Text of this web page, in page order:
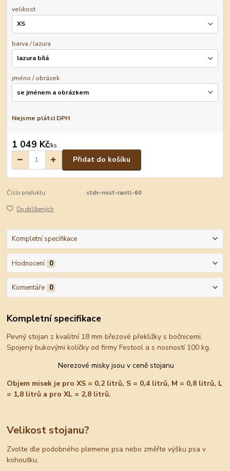
velikost
barva / lazura
jméno / obrázek
Nejsme plátci DPH
1 049 Kč/ks
Přidat do košíku
Číslo produktu: stdv-mist-rantl-60
Do oblíbených
Kompletní specifikace
Hodnocení 0
Komentáře 0
Kompletní specifikace
Pevný stojan z kvalitní 18 mm březové překližky s bočnicemi.
Spojený bukovými kolíčky od firmy Festool a s nosností 100 kg.
Nerezové misky jsou v ceně stojanu
Objem misek je pro XS = 0,2 litrů, S = 0,4 litrů, M = 0,8 litrů, L
= 1,8 litrů a pro XL = 2,8 litrů.
Velikost stojanu?
Zvolte dle podobného plemene psa nebo změřte výšku psa v
kohoutku.